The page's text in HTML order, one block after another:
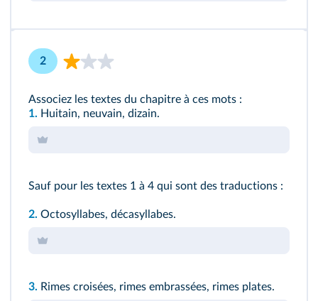
2
Associez les textes du chapitre à ces mots :
1. Huitain, neuvain, dizain.
Sauf pour les textes 1 à 4 qui sont des traductions :
2. Octosyllabes, décasyllabes.
3. Rimes croisées, rimes embrassées, rimes plates.